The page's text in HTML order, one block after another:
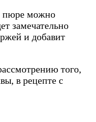
пюре можно
замечательно
и добавит
того,
в рецепте с